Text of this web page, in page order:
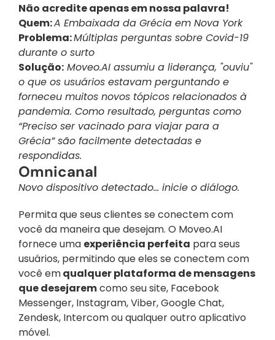
Não acredite apenas em nossa palavra!
Quem: A Embaixada da Grécia em Nova York
Problema: Múltiplas perguntas sobre Covid-19
durante o surto
Solução: Moveo.AI assumiu a liderança, "ouviu"
o que os usuários estavam perguntando e
forneceu muitos novos tópicos relacionados à
pandemia. Como resultado, perguntas como
“Preciso ser vacinado para viajar para a
Grécia” são facilmente detectadas e
respondidas.
Omnicanal
Novo dispositivo detectado... inicie o diálogo.
Permita que seus clientes se conectem com
você da maneira que desejam. O Moveo.AI
fornece uma experiência perfeita para seus
usuários, permitindo que eles se conectem com
você em qualquer plataforma de mensagens
que desejarem como seu site, Facebook
Messenger, Instagram, Viber, Google Chat,
Zendesk, Intercom ou qualquer outro aplicativo
móvel.